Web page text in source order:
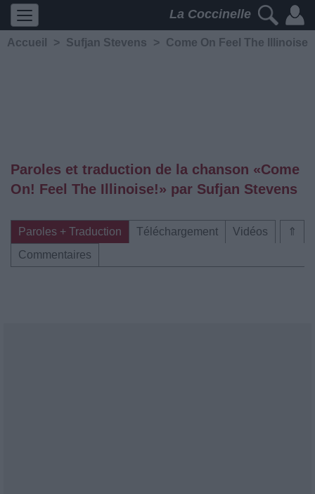
La Coccinelle
Accueil > Sufjan Stevens > Come On Feel The Illinoise
Paroles et traduction de la chanson «Come
On! Feel The Illinoise!» par Sufjan Stevens
⇑
Paroles + Traduction Téléchargement
Vidéos
Commentaires